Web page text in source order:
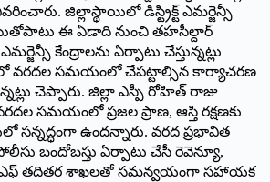
జిల్లాస్థాయిలో డిస్ట్రిక్ట్ ఎమర్జెన్సీ
ఈ ఏడాది నుంచి తహసీల్దార్
కేంద్రాలను ఏర్పాటు చేస్తున్నట్లు
వరదల సమయంలో చేపట్టాల్సిన కార్యాచరణ
చెప్పారు. జిల్లా ఎస్పీ రోహిత్ రాజు
సమయంలో ప్రజల ప్రాణ, ఆస్తి రక్షణకు
సన్నద్ధంగా ఉందన్నారు. వరద ప్రభావిత
బందోబస్తు ఏర్పాటు చేసీ రెవెన్యూ,
తదితర శాఖలతో సమన్వయంగా సహాయక